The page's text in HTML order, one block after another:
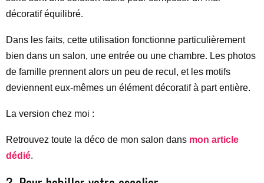
décoratif équilibré.
Dans les faits, cette utilisation fonctionne particulièrement
bien dans un salon, une entrée ou une chambre. Les photos
de famille prennent alors un peu de recul, et les motifs
deviennent eux-mêmes un élément décoratif à part entière.
La version chez moi :
Retrouvez toute la déco de mon salon dans mon article
dédié.